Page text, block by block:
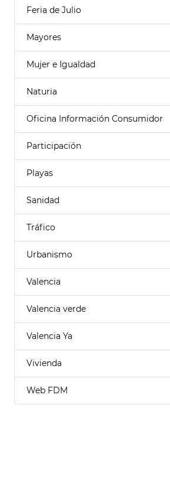
Feria de Julio
Mayores
Mujer e Igualdad
Naturia
Oficina Información Consumidor
Participación
Playas
Sanidad
Tráfico
Urbanismo
Valencia
Valencia verde
Valencia Ya
Vivienda
Web FDM